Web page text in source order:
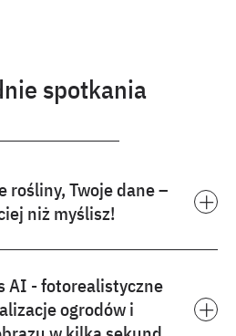
spotkania
rośliny, Twoje dane –
niż myślisz!
❌
Stylów Roślin jako źródła
AI - fotorealistyczne
ogrodów i
❌